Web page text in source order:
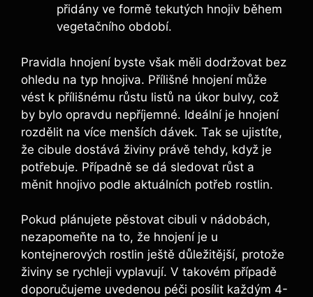
přidány ve formě tekutých hnojiv během
vegetačního ​období.
Pravidla ⁤hnojení byste však měli dodržovat ​bez
ohledu na‍ typ hnojiva. ⁤Přílišné ⁣hnojení ‌může⁤
vést k přílišnému⁣ růstu listů ‌na úkor bulvy, ⁤což
by ‌bylo opravdu nepříjemné.‌ Ideální je hnojení
rozdělit na ⁣více menších​ dávek.⁤ Tak se ujistíte,⁣
že cibule dostává živiny právě tehdy, když je
‍potřebuje. Případně se dá sledovat​ růst a
měnit hnojivo podle aktuálních potřeb rostlin.
Pokud ‌plánujete pěstovat cibuli v nádobách,
nezapomeňte ​na to, že hnojení je u
kontejnerových rostlin ještě‍ důležitější, protože
živiny se ⁣rychleji‌ vyplavují. V‍ takovém případě
doporučujeme uvedenou ‍péči posílit každým 4-